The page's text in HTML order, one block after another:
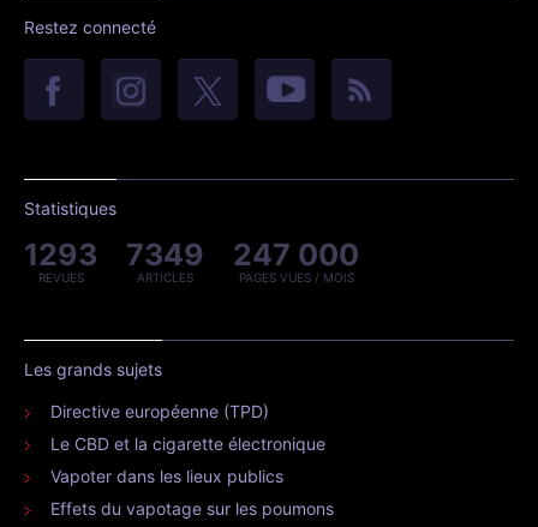
Restez connecté
Statistiques
1293
REVUES
7349
ARTICLES
247 000
PAGES VUES / MOIS
Les grands sujets
Directive européenne (TPD)
Le CBD et la cigarette électronique
Vapoter dans les lieux publics
Effets du vapotage sur les poumons